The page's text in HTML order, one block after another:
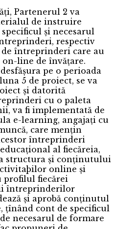
Partenerul 2 va
de instruire
și necesarul
respectiv
întreprinderi care au
line de învățare.
pe o perioada
5 de proiect, se va
și datorită
cu o paleta
va fi implementată de
e-learning, angajați cu
care mențin
întreprinderi
al fiecăreia,
structura și conținutului
online și
profilul fiecărei
întreprinderilor
și aprobă conținutul
țînând cont de specificul
necesarul de formare